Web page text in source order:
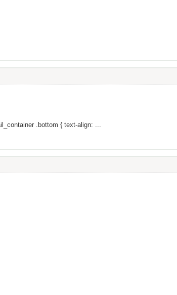
.bottom { text-align: ...